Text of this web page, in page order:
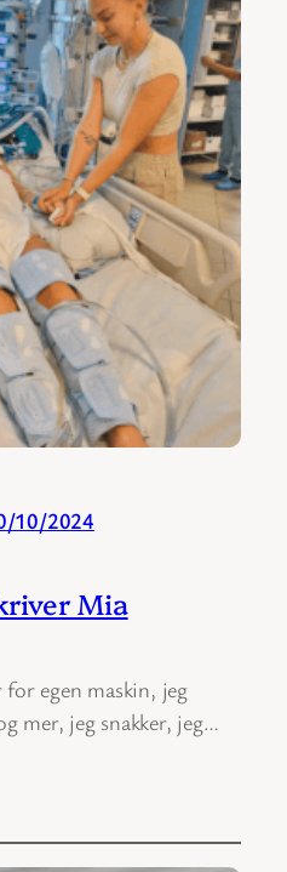
10/2024
Mia
for egen maskin, jeg
mer, jeg snakker, jeg…